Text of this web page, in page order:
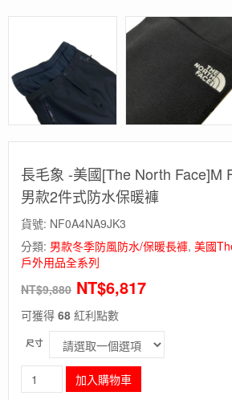
長毛象 -美國[The North Face]M
男款2件式防水保暖褲
貨號: NF0A4NA9JK3
分類: 男款冬季防風防水/保暖長褲, 美國
戶外用品全系列
NT$9,880 NT$6,817
可獲得 68 紅利點數
尺寸
毛
加入購物車